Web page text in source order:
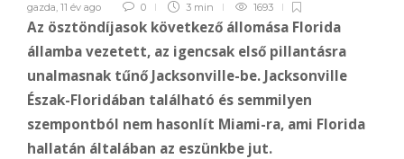
gazda, 11 év ago 0 3 min 1693
Az ösztöndíjasok következő állomása Florida
államba vezetett, az igencsak első pillantásra
unalmasnak tűnő Jacksonville-be. Jacksonville
Észak-Floridában található és semmilyen
szempontból nem hasonlít Miami-ra, ami Florida
hallatán általában az eszünkbe jut.